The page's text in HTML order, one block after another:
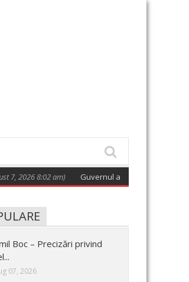
8:02 am) Guvernul a adoptat o hotărâre care
Boc – Precizări privind
07, 2026